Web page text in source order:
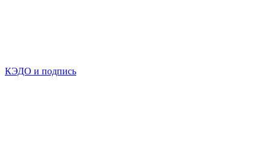
КЭДО и подпись